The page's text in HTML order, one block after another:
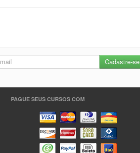
PAGUE SEUS CURSOS COM